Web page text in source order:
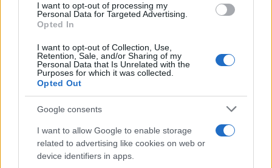
consent section.
I want to opt-out of processing my
Personal Data for Targeted Advertising.
Opted In
I want to opt-out of Collection, Use,
Retention, Sale, and/or Sharing of my
Personal Data that Is Unrelated with the
Purposes for which it was collected.
Opted Out
Google consents
I want to allow Google to enable storage
related to advertising like cookies on web or
device identifiers in apps.